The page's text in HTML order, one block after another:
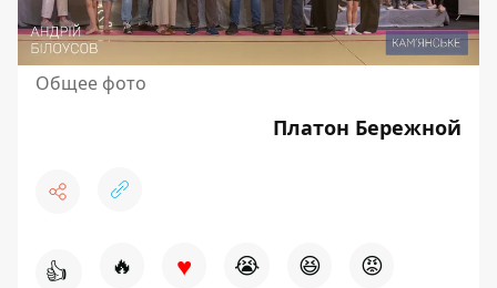
Общее фото
Платон Бережной
👍 🔥 ♥ 😭 😆 😡